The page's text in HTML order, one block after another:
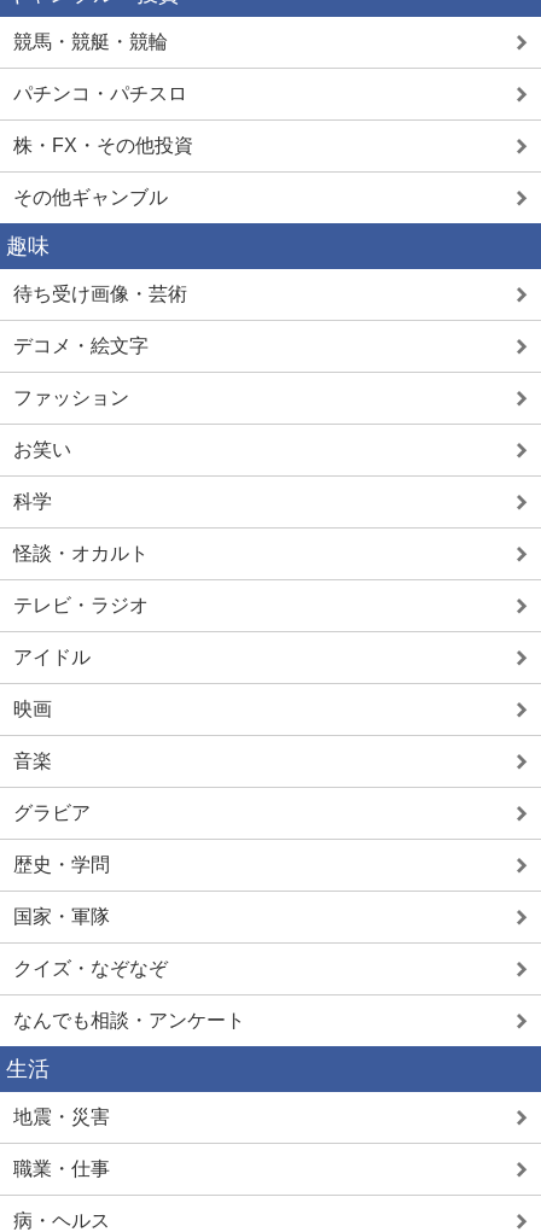
競馬・競艇・競輪
パチンコ・パチスロ
株・FX・その他投資
その他ギャンブル
趣味
待ち受け画像・芸術
デコメ・絵文字
ファッション
お笑い
科学
怪談・オカルト
テレビ・ラジオ
アイドル
映画
音楽
グラビア
歴史・学問
国家・軍隊
クイズ・なぞなぞ
なんでも相談・アンケート
生活
地震・災害
職業・仕事
病・ヘルス